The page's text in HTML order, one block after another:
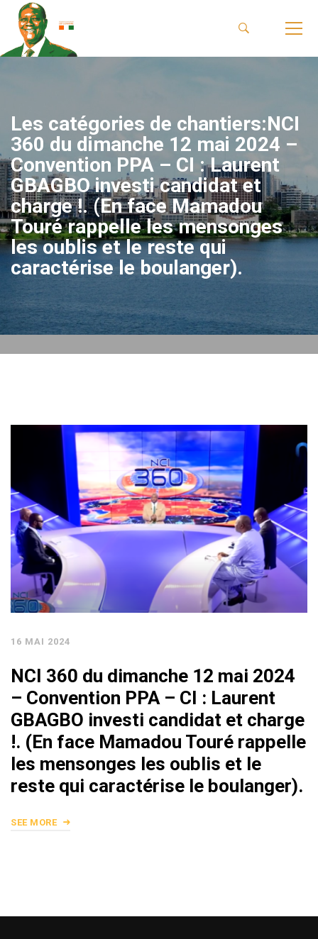
Les catégories de chantiers:NCI
360 du dimanche 12 mai 2024 –
Convention PPA – CI : Laurent
GBAGBO investi candidat et
charge !. (En face Mamadou
Touré rappelle les mensonges
les oublis et le reste qui
caractérise le boulanger).
16 MAI 2024
NCI 360 du dimanche 12 mai 2024
– Convention PPA – CI : Laurent
GBAGBO investi candidat et charge
!. (En face Mamadou Touré rappelle
les mensonges les oublis et le
reste qui caractérise le boulanger).
SEE MORE